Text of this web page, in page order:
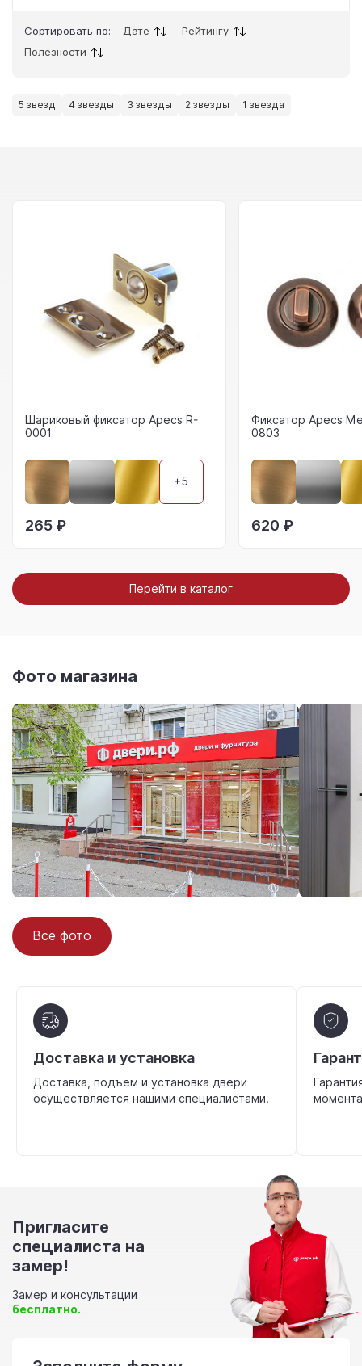
Сортировать по: Дате
Рейтингу
Полезности
5 звезд 4 звезды 3 звезды 2 звезды 1 звезда
Шариковый фиксатор Apecs R-
0001
+5
265 ₽
Фиксатор Apecs
0803
620 ₽
Перейти в каталог
Фото магазина
Все фото
Доставка и установка
Доставка, подъём и установка двери
осуществляется нашими специалистами.
Пригласите
специалиста на
замер!
Замер и консультации
бесплатно.